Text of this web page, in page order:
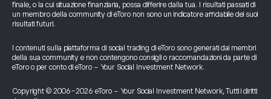
finale, o la cui situazione finanziaria, possa differire dalla tua. I risultati passati di
un membro della community di eToro non sono un indicatore affidabile dei suoi
risultati futuri.
I contenuti sulla piattaforma di social trading di eToro sono generati dai membri
della sua community e non contengono consigli o raccomandazioni da parte di
eToro o per conto di eToro - Your Social Investment Network.
Copyright © 2006-2026 eToro - Your Social Investment Network, Tutti i diritti